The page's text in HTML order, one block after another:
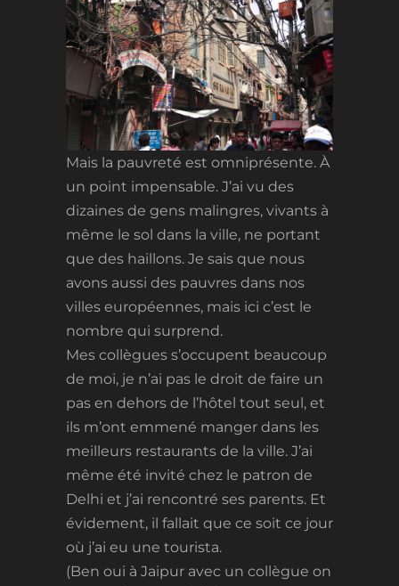
Mais la pauvreté est omniprésente. À
un point impensable. J’ai vu des
dizaines de gens malingres, vivants à
même le sol dans la ville, ne portant
que des haillons. Je sais que nous
avons aussi des pauvres dans nos
villes européennes, mais ici c’est le
nombre qui surprend.
Mes collègues s’occupent beaucoup
de moi, je n’ai pas le droit de faire un
pas en dehors de l’hôtel tout seul, et
ils m’ont emmené manger dans les
meilleurs restaurants de la ville. J’ai
même été invité chez le patron de
Delhi et j’ai rencontré ses parents. Et
évidement, il fallait que ce soit ce jour
où j’ai eu une tourista.
(Ben oui à Jaipur avec un collègue on